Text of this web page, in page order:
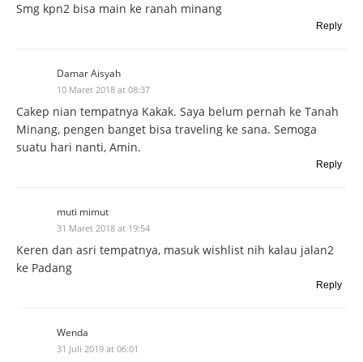
Smg kpn2 bisa main ke ranah minang
Reply
Damar Aisyah
10 Maret 2018 at 08:37
Cakep nian tempatnya Kakak. Saya belum pernah ke Tanah
Minang, pengen banget bisa traveling ke sana. Semoga
suatu hari nanti, Amin.
Reply
muti mimut
31 Maret 2018 at 19:54
Keren dan asri tempatnya, masuk wishlist nih kalau jalan2
ke Padang
Reply
Wenda
31 Juli 2019 at 06:01